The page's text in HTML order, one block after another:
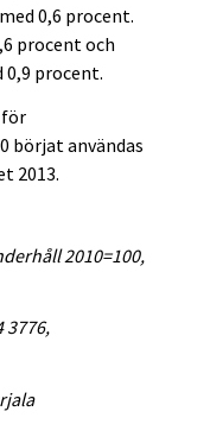
0,6 procent.
procent och
procent.
för
börjat användas
2013.
2010=100,
3776,